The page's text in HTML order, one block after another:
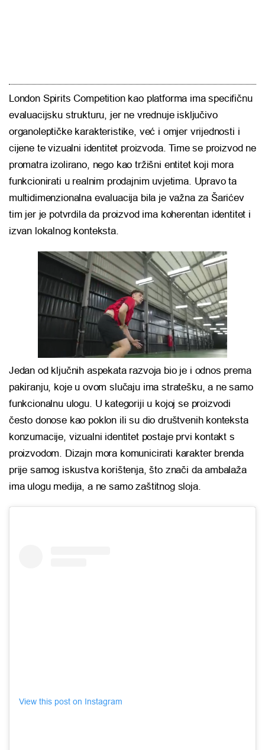
London Spirits Competition kao platforma ima specifičnu
evaluacijsku strukturu, jer ne vrednuje isključivo
organoleptičke karakteristike, već i omjer vrijednosti i
cijene te vizualni identitet proizvoda. Time se proizvod ne
promatra izolirano, nego kao tržišni entitet koji mora
funkcionirati u realnim prodajnim uvjetima. Upravo ta
multidimenzionalna evaluacija bila je važna za Šarićev
tim jer je potvrdila da proizvod ima koherentan identitet i
izvan lokalnog konteksta.
Jedan od ključnih aspekata razvoja bio je i odnos prema
pakiranju, koje u ovom slučaju ima stratešku, a ne samo
funkcionalnu ulogu. U kategoriji u kojoj se proizvodi
često donose kao poklon ili su dio društvenih konteksta
konzumacije, vizualni identitet postaje prvi kontakt s
proizvodom. Dizajn mora komunicirati karakter brenda
prije samog iskustva korištenja, što znači da ambalaža
ima ulogu medija, a ne samo zaštitnog sloja.
View this post on Instagram